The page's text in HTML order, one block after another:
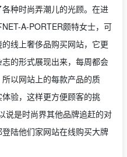
种时尚弄潮儿的光顾。在进
A-PORTER颇特女士，可
线上奢侈品购买网站，它更
的形式展现出来，每周都会
以网站上的每款产品的质
验，这样更方便顾客的挑
说是时尚界其他品牌追赶的对
陆他们家网站在线购买大牌